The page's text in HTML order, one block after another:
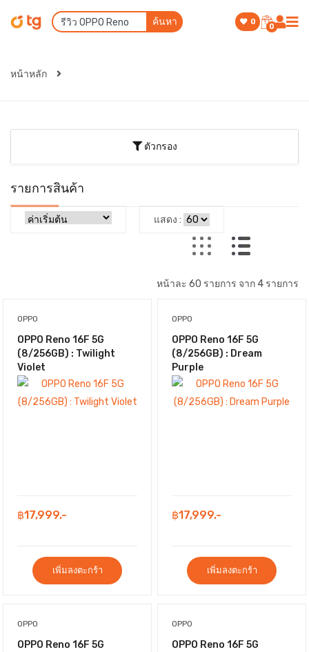
ค้นหา 0
0
หน้าหลัก
ตัวกรอง
รายการสินค้า
แสดง :
หน้าละ 60 รายการ จาก 4 รายการ
OPPO
OPPO Reno 16F 5G
(8/256GB) : Twilight
Violet
฿17,999.-
เพิ่มลงตะกร้า
OPPO
OPPO Reno 16F 5G
(8/256GB) : Dream
Purple
฿17,999.-
เพิ่มลงตะกร้า
OPPO
OPPO Reno 16F 5G
OPPO
OPPO Reno 16F 5G